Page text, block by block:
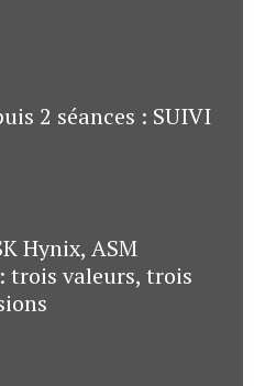
2 séances : SUIVI
Hynix, ASM
trois valeurs, trois